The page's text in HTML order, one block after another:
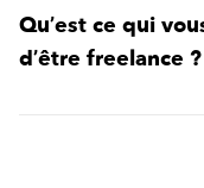
Qu’est ce qui
d’être freelance ?